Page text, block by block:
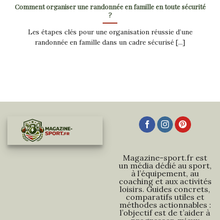
Comment organiser une randonnée en famille en toute sécurité
?
Les étapes clés pour une organisation réussie d’une
randonnée en famille dans un cadre sécurisé [...]
Magazine-sport.fr est
un média dédié au sport,
à l’équipement, au
coaching et aux activités
loisirs. Guides concrets,
comparatifs utiles et
méthodes actionnables :
l’objectif est de t’aider à